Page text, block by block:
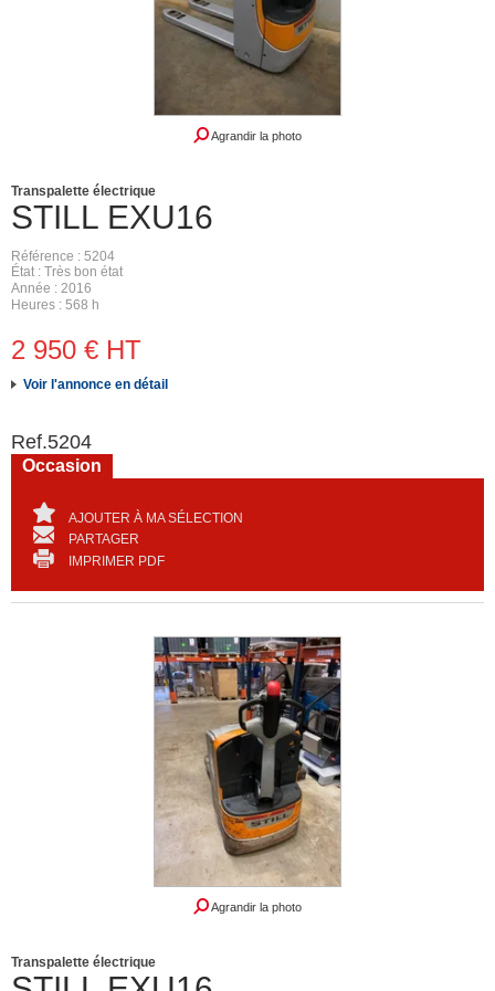
Agrandir la photo
STILL EXU16
Transpalette électrique
Référence
5204
État
Très bon état
Année
2016
Heures
568 h
2 950 € HT
Voir l'annonce en détail
Ref.5204
Occasion
AJOUTER À MA SÉLECTION
PARTAGER
IMPRIMER PDF
Agrandir la photo
Transpalette électrique